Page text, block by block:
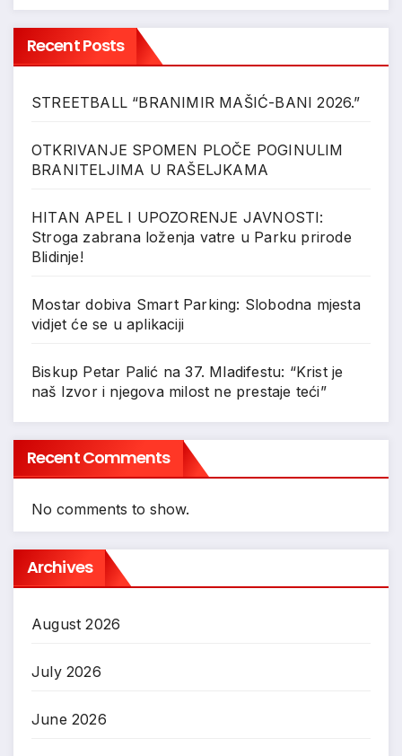
Recent Posts
STREETBALL “BRANIMIR MAŠIĆ-BANI 2026.”
OTKRIVANJE SPOMEN PLOČE POGINULIM
BRANITELJIMA U RAŠELJKAMA
HITAN APEL I UPOZORENJE JAVNOSTI:
Stroga zabrana loženja vatre u Parku prirode
Blidinje!
Mostar dobiva Smart Parking: Slobodna mjesta
vidjet će se u aplikaciji
Biskup Petar Palić na 37. Mladifestu: “Krist je
naš Izvor i njegova milost ne prestaje teći”
Recent Comments
No comments to show.
Archives
August 2026
July 2026
June 2026